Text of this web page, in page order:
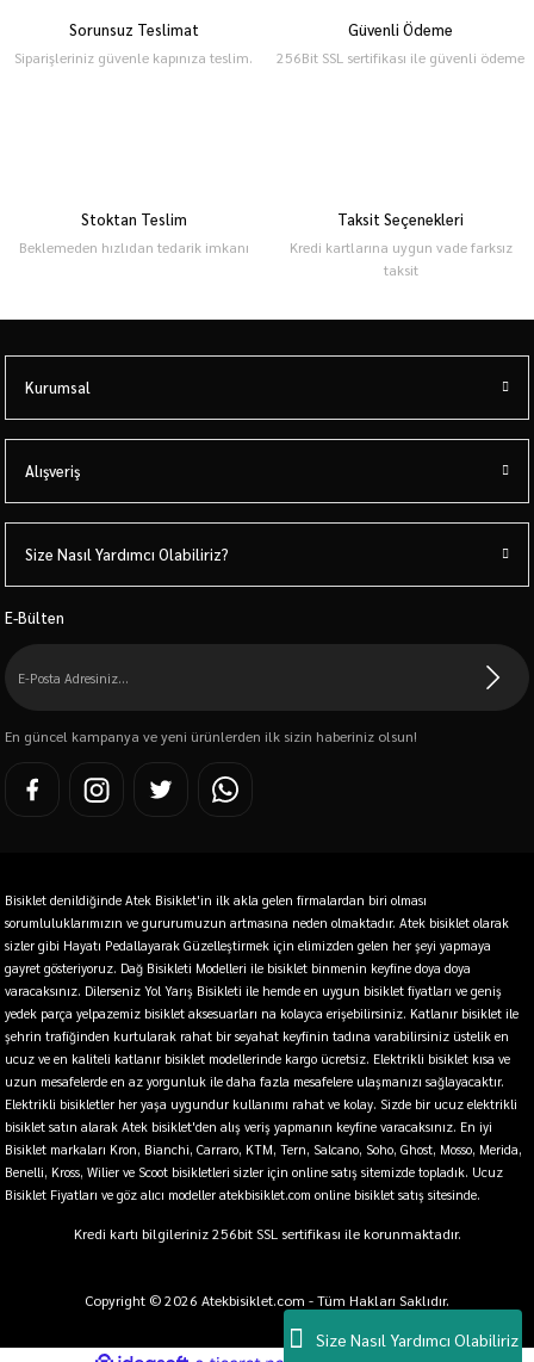
Size Nasıl Yardımcı Olabiliriz
Sorunsuz Teslimat
Siparişleriniz güvenle kapınıza teslim.
Güvenli Ödeme
256Bit SSL sertifikası ile güvenli ödeme
Stoktan Teslim
Beklemeden hızlıdan tedarik imkanı
Taksit Seçenekleri
Kredi kartlarına uygun vade farksız
taksit
Kurumsal
Alışveriş
Size Nasıl Yardımcı Olabiliriz?
E-Bülten
En güncel kampanya ve yeni ürünlerden ilk sizin haberiniz olsun!
Bisiklet denildiğinde Atek Bisiklet'in ilk akla gelen firmalardan biri olması
sorumluluklarımızın ve gururumuzun artmasına neden olmaktadır. Atek bisiklet olarak
sizler gibi Hayatı Pedallayarak Güzelleştirmek için elimizden gelen her şeyi yapmaya
gayret gösteriyoruz. Dağ Bisikleti Modelleri ile bisiklet binmenin keyfine doya doya
varacaksınız. Dilerseniz Yol Yarış Bisikleti ile hemde en uygun bisiklet fiyatları ve geniş
yedek parça yelpazemiz bisiklet aksesuarları na kolayca erişebilirsiniz. Katlanır bisiklet ile
şehrin trafiğinden kurtularak rahat bir seyahat keyfinin tadına varabilirsiniz üstelik en
ucuz ve en kaliteli katlanır bisiklet modellerinde kargo ücretsiz. Elektrikli bisiklet kısa ve
uzun mesafelerde en az yorgunluk ile daha fazla mesafelere ulaşmanızı sağlayacaktır.
Elektrikli bisikletler her yaşa uygundur kullanımı rahat ve kolay. Sizde bir ucuz elektrikli
bisiklet satın alarak Atek bisiklet'den alış veriş yapmanın keyfine varacaksınız. En iyi
Bisiklet markaları Kron, Bianchi, Carraro, KTM, Tern, Salcano, Soho, Ghost, Mosso, Merida,
Benelli, Kross, Wilier ve Scoot bisikletleri sizler için online satış sitemizde topladık. Ucuz
Bisiklet Fiyatları ve göz alıcı modeller atekbisiklet.com online bisiklet satış sitesinde.
Kredi kartı bilgileriniz 256bit SSL sertifikası ile korunmaktadır.
Copyright © 2026 Atekbisiklet.com - Tüm Hakları Saklıdır.